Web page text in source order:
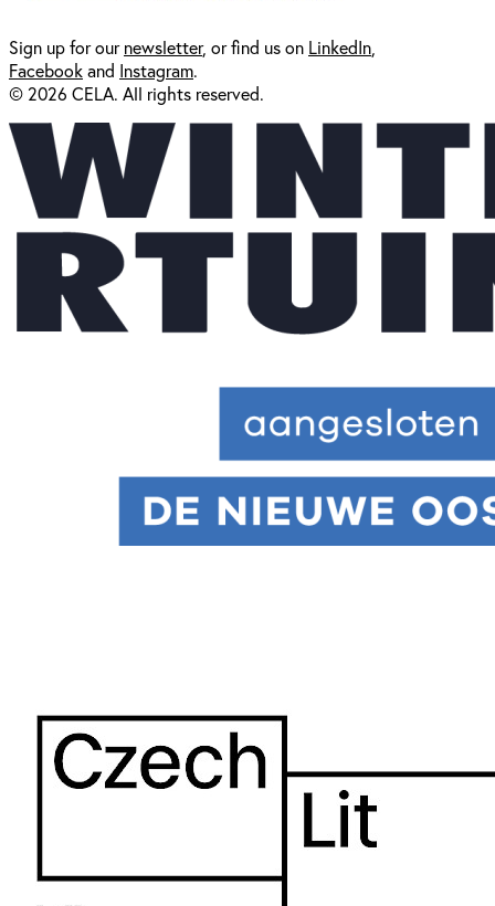
Sign up for ournewsletter, or find us on LinkedIn
Facebookand Instagram.
© 2026 CELA. All rights reserved.